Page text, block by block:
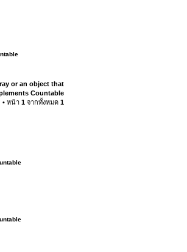
or an object that
Countable
• หน้า 1 จากทั้งหมด 1